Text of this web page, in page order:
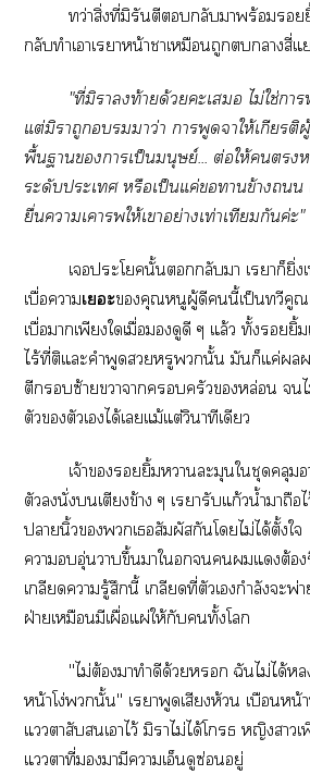
ทว่าสิ่งที่มิรันตีกลับาพร้อม
กลับทำเาเราหน้าาเหมือนถูกาสี่แ
"ที่มิาท้ายด้วยะเ ไม่ใช่า
แต่มิาถูกาว่า าพูดจาให้เกียรติ
พื้นาาเป็นมนุษย์... ต่อให้
ระดับะเ หรือเป็นแค่าข้าง
ยื่นาเาให้เาอย่างเท่าเทียมกันค่ะ"
เะโนั้นกลับา เรยาก็ยิ่ง
เบื่อาเะคุณหนูผู้ดีนี้เป็นทวีคูณ
เบื่อาเพียงใเมื่อดูดี ๆ แล้ว ทั้ง
ไร้ที่ติแะคำพูดหรูนั้น มันก็แค่
ตีซ้ายาาครัวหล่อน ไ
ตัวตัวเได้เแม้แต่วินาทีเดียว
เจ้ายิ้มาละมุนใชุดคลุม
ตัวนั่งเตียงข้าง ๆ เรารับแก้วน้ำาถือ
านิ้วเสัมผัสกันโไม่ได้ตั้งใ
าอุ่นาขึ้นาใแต้อ
เกลียดารู้สึกนี้ เกลียดที่ตัวเกำลังะ
ฝ่ายเหมือนมีเผื่อแผ่ให้กับทั้งโ
"ไม่ต้องมาทำดีด้วย ฉันไม่ได้
หน้าโง่นั้น" เราพูดเสียงห้วน เบือนห
แาสับเาไว้ มิาไม่ได้โ หญิงา
แาที่ามีาเอ็นดูซ่อนอยู่